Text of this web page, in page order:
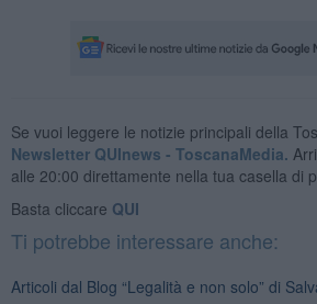
Se vuoi leggere le notizie principali della
Newsletter QUInews - ToscanaMedia.
alle 20:00 direttamente nella tua casella di
Basta cliccare QUI
Ti potrebbe interessare anche:
Articoli dal Blog “Legalità e non solo” di